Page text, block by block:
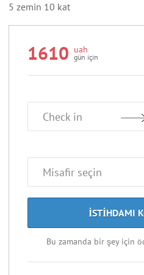
5 zemin 10 kat
1610 uah
gün için
Check in
ISTIHDAMI
Bu zamanda bir şey için